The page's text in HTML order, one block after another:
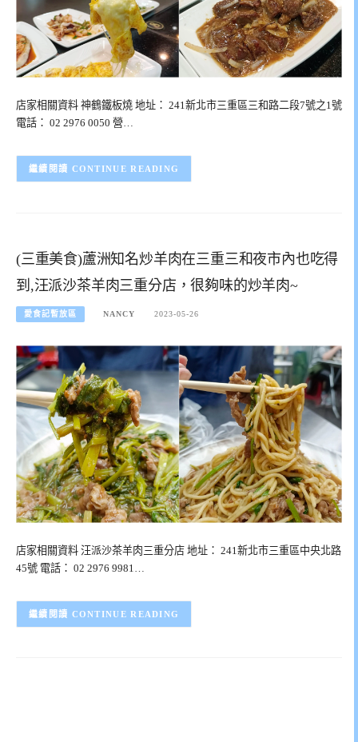
店家相關資料 神鶴鐵板燒 地址： 241新北市三重區三和路二段7號之1號
電話： 02 2976 0050 營…
CONTINUE READING
(三重美食)蘆洲知名炒羊肉在三重三和夜市內也吃得
到,汪派沙茶羊肉三重分店，很夠味的炒羊肉~
愛食記暫放區 NANCY 2023-05-26
店家相關資料 汪派沙茶羊肉三重分店 地址： 241新北市三重區中央北路
45號 電話： 02 2976 9981…
CONTINUE READING